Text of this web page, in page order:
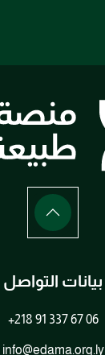
بيانات التواصل
+218 91 337 67 06
info@edama.org.ly